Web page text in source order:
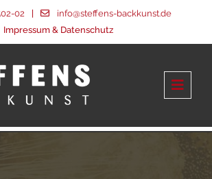
02
info@steffens-backkunst.de
Impressum & Datenschutz